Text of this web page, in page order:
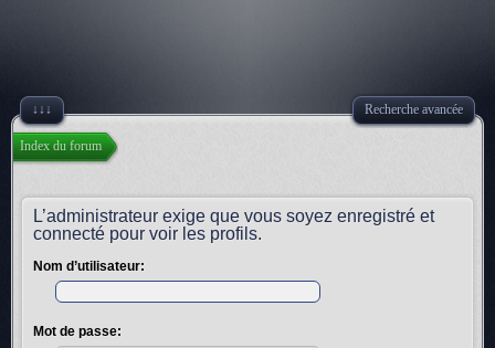
↓↓↓ Recherche avancée
Index du forum
L’administrateur exige que vous soyez enregistré et
connecté pour voir les profils.
Nom d’utilisateur:
Mot de passe: